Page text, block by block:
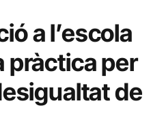
a l’escola
pràctica per
de